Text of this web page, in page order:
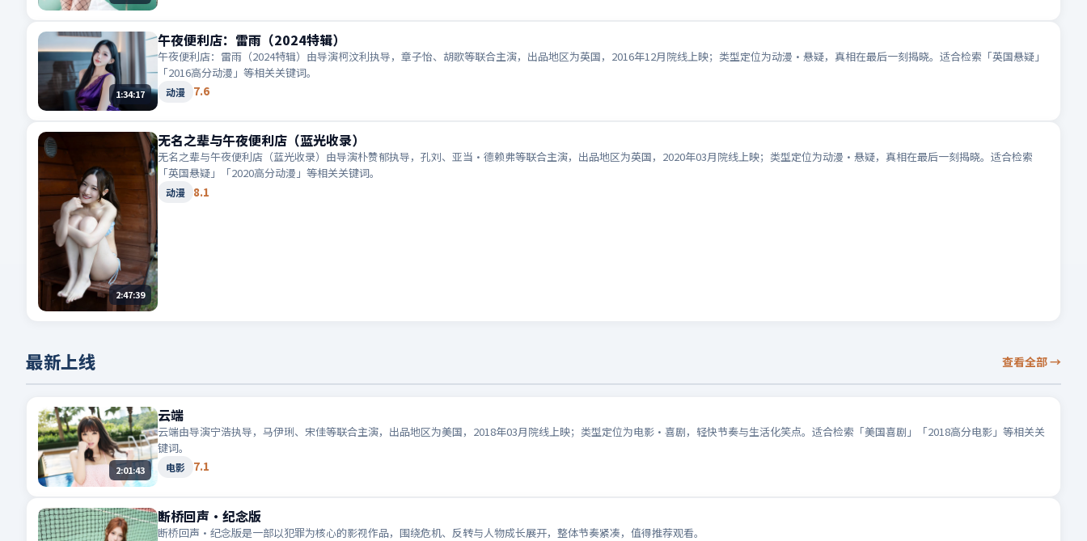
1:34:17
午夜便利店：雷雨（2024特辑）
午夜便利店：雷雨（2024特辑）由导演柯汶利执导，章子怡、胡歌等联合主演，出品地区为英国，2016年12月院线上映；类型定位为动漫·悬疑，真相在最后一刻揭晓。适合检索「英国悬疑」
「2016高分动漫」等相关关键词。
动漫 7.6
2:47:39
无名之辈与午夜便利店（蓝光收录）
无名之辈与午夜便利店（蓝光收录）由导演朴赞郁执导，孔刘、亚当·德赖弗等联合主演，出品地区为英国，2020年03月院线上映；类型定位为动漫·悬疑，真相在最后一刻揭晓。适合检索
「英国悬疑」「2020高分动漫」等相关关键词。
动漫 8.1
最新上线 查看全部→
2:01:43
云端
云端由导演宁浩执导，马伊琍、宋佳等联合主演，出品地区为美国，2018年03月院线上映；类型定位为电影·喜剧，轻快节奏与生活化笑点。适合检索「美国喜剧」「2018高分电影」等相关关
键词。
电影 7.1
断桥回声·纪念版
断桥回声·纪念版是一部以犯罪为核心的影视作品，围绕危机、反转与人物成长展开，整体节奏紧凑，值得推荐观看。